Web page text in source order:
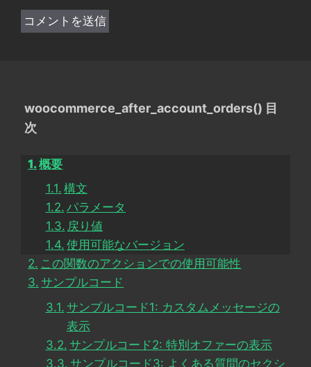
woocommerce_after_account_orders() 目
次
概要
構文
パラメータ
戻り値
使用可能なバージョン
この関数のアクションでの使用可能性
サンプルコード
サンプルコード1: カスタムメッセージの
表示
サンプルコード2: 特別オファーの表示
サンプルコード3: よくある質問のセクシ